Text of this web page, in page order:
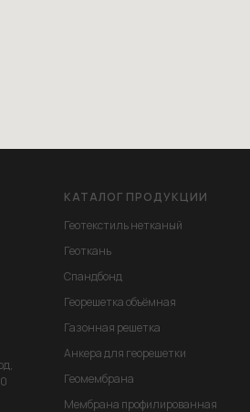
КАТАЛОГ ПРОДУКЦИИ
Геотекстиль нетканый
Геоткань
Спандбонд
Георешетка объёмная
Газонная решетка
Анкера для георешетки
Геомембрана
Мембрана профилированная